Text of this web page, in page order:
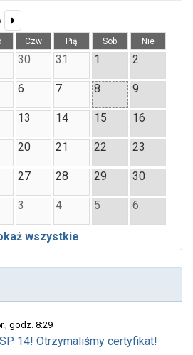
Czw Pią Sob Nie
30 31 1 2
6 7 8 9
13 14 15 16
20 21 22 23
27 28 29 30
3 4 5 6
wszystkie
godz. 8:29
14! Otrzymaliśmy certyfikat!